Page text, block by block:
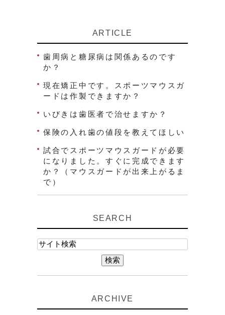
ARTICLE
歯周病と糖尿病は関係あるのです
か？
現在矯正中です。スポーツマウスガ
ードは作製できますか？
いびきは歯医者で治せますか？
保険の入れ歯の値段を教えてほしい
試合でスポーツマウスガードが必要
になりました。すぐに完成できます
か？（マウスガードが出来上がるま
で）
SEARCH
ARCHIVE